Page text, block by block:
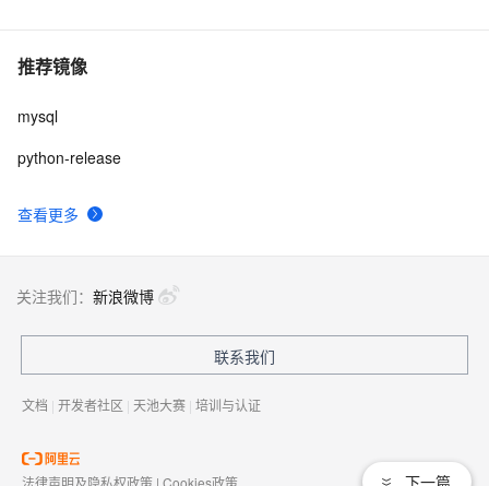
推荐镜像
查看更多
mysql
python-release
下一篇
关注我们： 新浪微博
联系我们
文档 | 开发者社区 | 天池大赛 | 培训与认证
法律声明及隐私权政策 | Cookies政策